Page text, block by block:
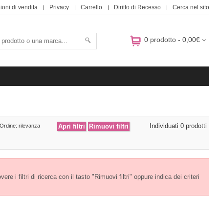
di vendita Privacy Carrello Diritto di Recesso Cerca nel sito
0 prodotto - 0,00€
Individuati 0 prodotti
rilevanza
i filtri di ricerca con il tasto "Rimuovi filtri" oppure indica dei criteri